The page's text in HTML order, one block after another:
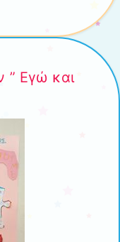
” Εγώ και